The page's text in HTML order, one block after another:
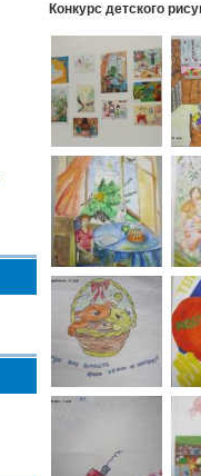
Конкурс детского